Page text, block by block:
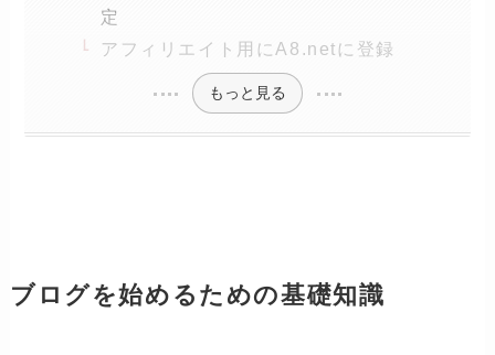
定
アフィリエイト用にA8.netに登録
もっと見る
ブログを始めるための基礎知識